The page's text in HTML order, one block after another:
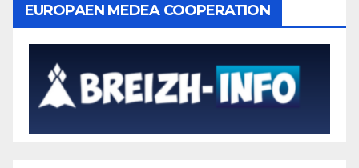
EUROPAEN MEDEA COOPERATION